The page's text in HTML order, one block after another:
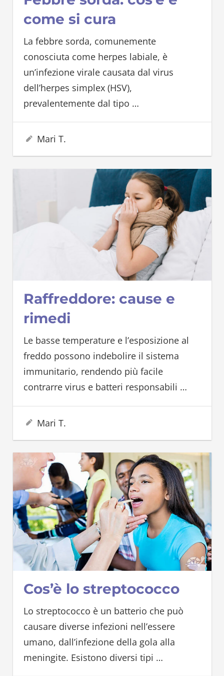
come si cura
La febbre sorda, comunemente
conosciuta come herpes labiale, è
un’infezione virale causata dal virus
dell’herpes simplex (HSV),
prevalentemente dal tipo …
9 Giugno 2025
Mari T.
Raffreddore: cause e
rimedi
Le basse temperature e l’esposizione al
freddo possono indebolire il sistema
immunitario, rendendo più facile
contrarre virus e batteri responsabili …
18 Novembre 2023
Mari T.
Cos’è lo streptococco
Lo streptococco è un batterio che può
causare diverse infezioni nell’essere
umano, dall’infezione della gola alla
meningite. Esistono diversi tipi …